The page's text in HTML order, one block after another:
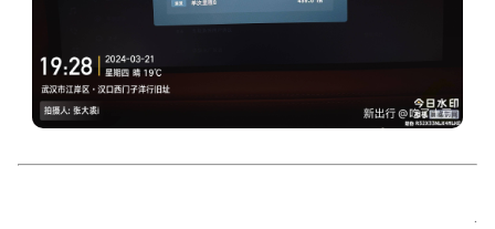
.